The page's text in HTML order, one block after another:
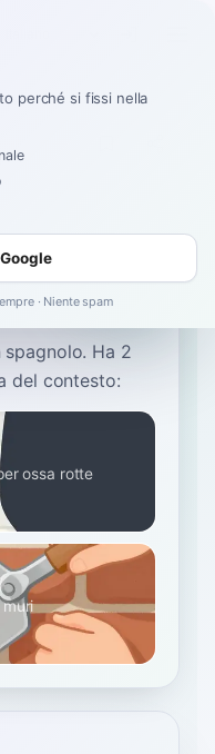
spagnolo. Ha 2
del contesto:
ossa rotte
perché si fissi nella
· Niente spam